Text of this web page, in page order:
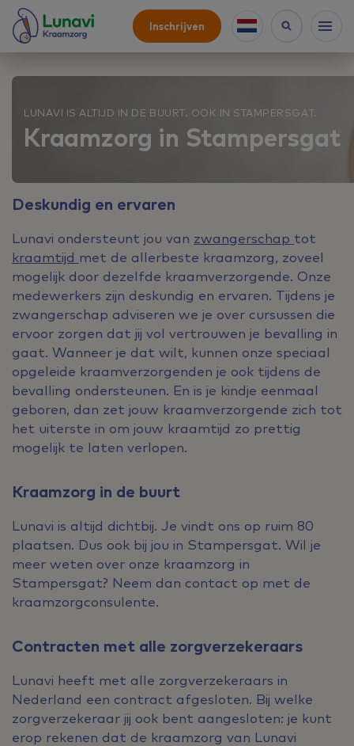
Inschrijven
LUNAVI IS ALTIJD IN DE BUURT. OOK IN STAMPERSGAT.
Kraamzorg in Stampersgat
Deskundig en ervaren
Lunavi ondersteunt jou van zwangerschap tot
kraamtijd met de allerbeste kraamzorg, zoveel
mogelijk door dezelfde kraamverzorgende. Onze
medewerkers zijn deskundig en ervaren. Tijdens je
zwangerschap adviseren we je over cursussen die
ervoor zorgen dat jij vol vertrouwen je bevalling in
gaat. Wanneer je dat wilt, kunnen onze speciaal
opgeleide kraamverzorgenden je ook tijdens de
bevalling ondersteunen. En is je kindje eenmaal
geboren, dan zet jouw kraamverzorgende zich tot
het uiterste in om jouw kraamtijd zo prettig
mogelijk te laten verlopen.
Kraamzorg in de buurt
Lunavi is altijd dichtbij. Je vindt ons op ruim 80
plaatsen. Dus ook bij jou in Stampersgat. Wil je
meer weten over onze kraamzorg in
Stampersgat? Neem dan contact op met de
kraamzorgconsulente.
Contracten met alle zorgverzekeraars
Lunavi heeft met alle zorgverzekeraars in
Nederland een contract afgesloten. Bij welke
zorgverzekeraar jij ook bent aangesloten: je kunt
erop rekenen dat de kraamzorg van Lunavi